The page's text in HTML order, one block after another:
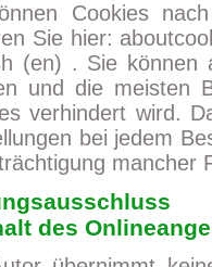
Cookies
Sie hier:
(en) . Sie können
und die meisten
verhindert wird.
bei jedem
mancher
des